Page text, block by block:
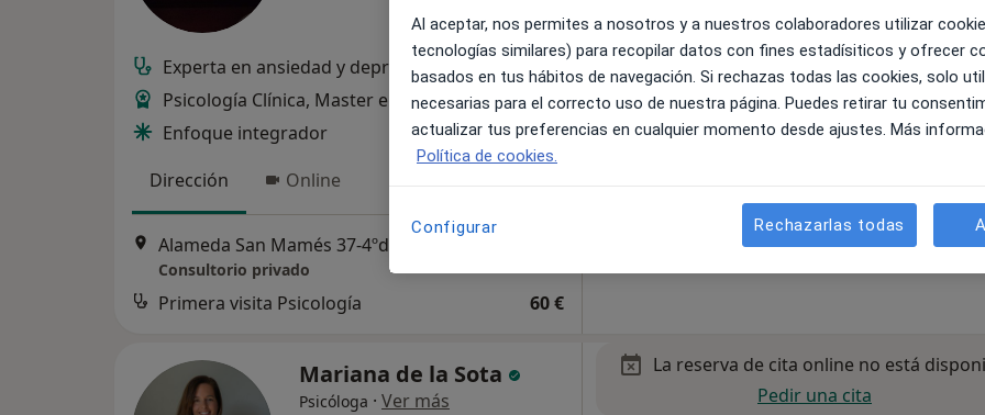
Experta en ansiedad y depresión
Psicología Clínica, Master en Salud Mental
Enfoque integrador
Dirección
Online
Alameda San Mamés 37-4ºdpto.7, Bilbao
Consultorio privado
Primera visita Psicología 60 €
Mariana de la Sota
Psicóloga · Ver más
La reserva de cita online no está
Pedir una cita
Al aceptar, nos permites a nosotros y a nuestros colaboradores utilizar
tecnologías similares) para recopilar datos con fines estadísiticos y ofrecer
basados en tus hábitos de navegación. Si rechazas todas las cookies, solo
necesarias para el correcto uso de nuestra página. Puedes retirar tu
actualizar tus preferencias en cualquier momento desde ajustes. Más
Política de cookies.
Configurar Rechazarlas todas